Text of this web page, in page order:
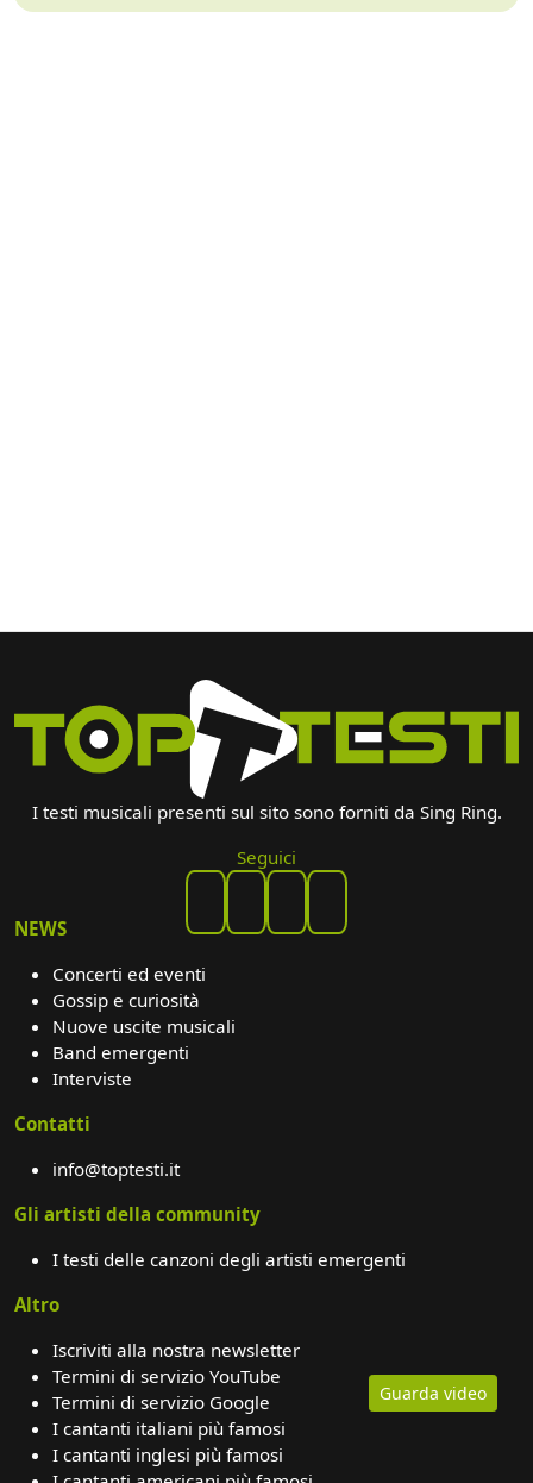
Guarda video
I testi musicali presenti sul sito sono forniti da Sing Ring.
Seguici
NEWS
Concerti ed eventi
Gossip e curiosità
Nuove uscite musicali
Band emergenti
Interviste
Contatti
info@toptesti.it
Gli artisti della community
I testi delle canzoni degli artisti emergenti
Altro
Iscriviti alla nostra newsletter
Termini di servizio YouTube
Termini di servizio Google
I cantanti italiani più famosi
I cantanti inglesi più famosi